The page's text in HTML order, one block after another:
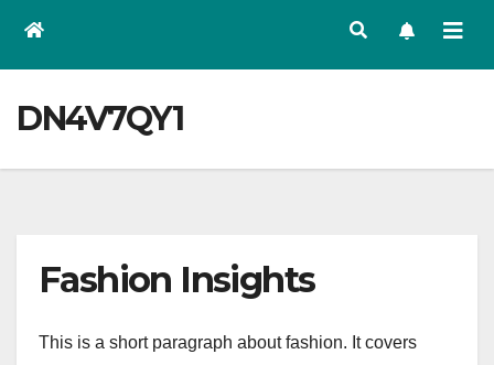
DN4V7QY1
Fashion Insights
This is a short paragraph about fashion. It covers